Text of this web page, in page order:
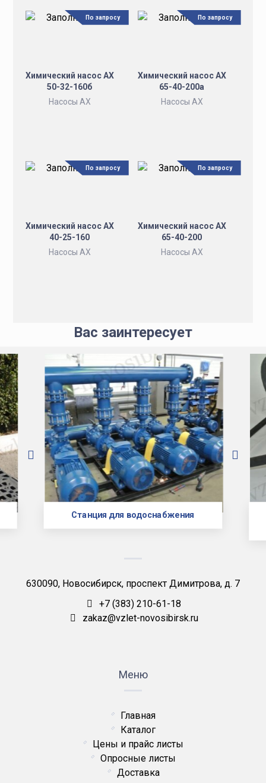
Химический насос АХ
50-32-160б
Насосы АХ
По запросу
Химический насос АХ
65-40-200а
Насосы АХ
По запросу
Химический насос АХ
40-25-160
Насосы АХ
По запросу
Химический насос АХ
65-40-200
Насосы АХ
По запросу
Вас заинтересует
Станция для водоснабжения
630090, Новосибирск, проспект Димитрова, д. 7
+7 (383) 210-61-18
zakaz@vzlet-novosibirsk.ru
Меню
Главная
Каталог
Цены и прайс листы
Опросные листы
Доставка